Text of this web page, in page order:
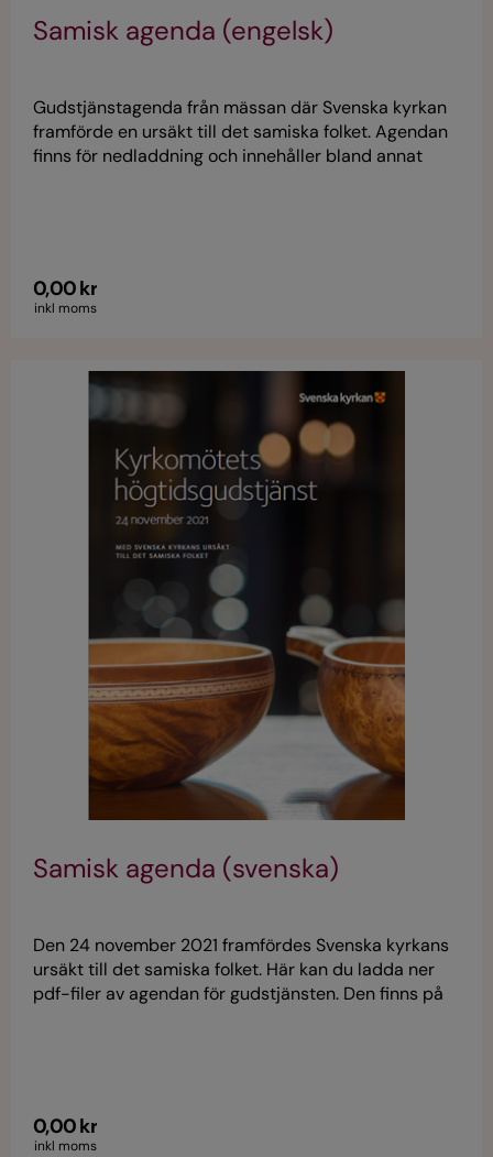
Samisk agenda (engelsk)
Gudstjänstagenda från mässan där Svenska kyrkan
framförde en ursäkt till det samiska folket. Agendan
finns för nedladdning och innehåller bland annat
0,00 kr
inkl moms
Samisk agenda (svenska)
Den 24 november 2021 framfördes Svenska kyrkans
ursäkt till det samiska folket. Här kan du ladda ner
pdf-filer av agendan för gudstjänsten. Den finns på
kyrkans åtaganden för de kommande tio åren. En
delvis ny agenda tas fram till ursäkten på
0,00 kr
inkl moms